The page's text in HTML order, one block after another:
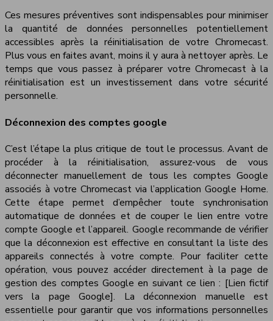
Ces mesures préventives sont indispensables pour minimiser
la quantité de données personnelles potentiellement
accessibles après la réinitialisation de votre Chromecast.
Plus vous en faites avant, moins il y aura à nettoyer après. Le
temps que vous passez à préparer votre Chromecast à la
réinitialisation est un investissement dans votre sécurité
personnelle.
Déconnexion des comptes google
C’est l’étape la plus critique de tout le processus. Avant de
procéder à la réinitialisation, assurez-vous de vous
déconnecter manuellement de tous les comptes Google
associés à votre Chromecast via l’application Google Home.
Cette étape permet d’empêcher toute synchronisation
automatique de données et de couper le lien entre votre
compte Google et l’appareil. Google recommande de vérifier
que la déconnexion est effective en consultant la liste des
appareils connectés à votre compte. Pour faciliter cette
opération, vous pouvez accéder directement à la page de
gestion des comptes Google en suivant ce lien : [Lien fictif
vers la page Google]. La déconnexion manuelle est
essentielle pour garantir que vos informations personnelles